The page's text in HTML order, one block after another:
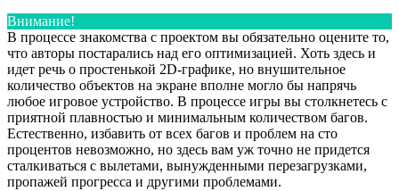
Внимание!
В процессе знакомства с проектом вы обязательно оцените то,
что авторы постарались над его оптимизацией. Хоть здесь и
идет речь о простенькой 2D-графике, но внушительное
количество объектов на экране вполне могло бы напрячь
любое игровое устройство. В процессе игры вы столкнетесь с
приятной плавностью и минимальным количеством багов.
Естественно, избавить от всех багов и проблем на сто
процентов невозможно, но здесь вам уж точно не придется
сталкиваться с вылетами, вынужденными перезагрузками,
пропажей прогресса и другими проблемами.